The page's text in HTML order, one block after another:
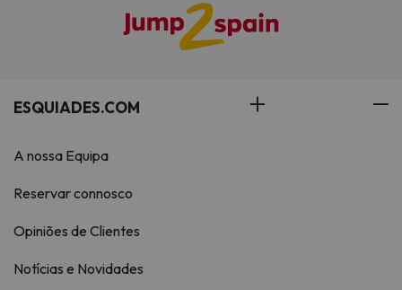
ESQUIADES.COM
A nossa Equipa
Reservar connosco
Opiniões de Clientes
Notícias e Novidades